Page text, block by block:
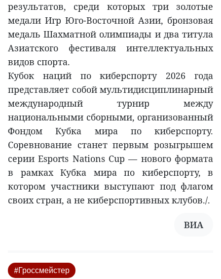
результатов, среди которых три золотые
медали Игр Юго-Восточной Азии, бронзовая
медаль Шахматной олимпиады и два титула
Азиатского фестиваля интеллектуальных
видов спорта.
Кубок наций по киберспорту 2026 года
представляет собой мультидисциплинарный
международный турнир между
национальными сборными, организованный
Фондом Кубка мира по киберспорту.
Соревнование станет первым розыгрышем
серии Esports Nations Cup — нового формата
в рамках Кубка мира по киберспорту, в
котором участники выступают под флагом
своих стран, а не киберспортивных клубов./.
ВИА
#Гроссмейстер